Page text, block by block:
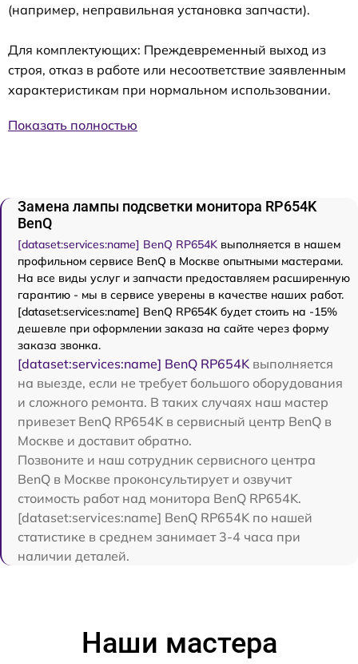
(например, неправильная установка запчасти).
Для комплектующих: Преждевременный выход из
строя, отказ в работе или несоответствие заявленным
характеристикам при нормальном использовании.
Показать полностью
Замена лампы подсветки монитора RP654K
BenQ
[dataset:services:name] BenQ RP654K выполняется в нашем
профильном сервисе BenQ в Москве опытными мастерами.
На все виды услуг и запчасти предоставляем расширенную
гарантию - мы в сервисе уверены в качестве наших работ.
[dataset:services:name] BenQ RP654K будет стоить на -15%
дешевле при оформлении заказа на сайте через форму
заказа звонка.
[dataset:services:name] BenQ RP654K выполняется
на выезде, если не требует большого оборудования
и сложного ремонта. В таких случаях наш мастер
привезет BenQ RP654K в сервисный центр BenQ в
Москве и доставит обратно.
Позвоните и наш сотрудник сервисного центра
BenQ в Москве проконсультирует и озвучит
стоимость работ над монитора BenQ RP654K.
[dataset:services:name] BenQ RP654K по нашей
статистике в среднем занимает 3-4 часа при
наличии деталей.
Наши мастера